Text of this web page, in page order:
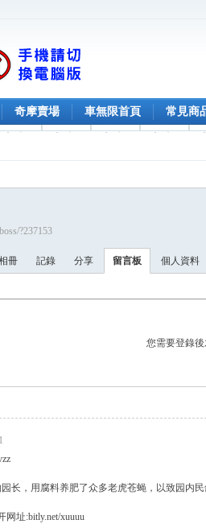
奇摩賣場 車無限首頁 常見商
?237153
冊 記錄 分享 留言板 個人資料
您需要登錄
长，用腐料养肥了众多老虎苍蝇，以致园内
址:bitly.net/xuuuu